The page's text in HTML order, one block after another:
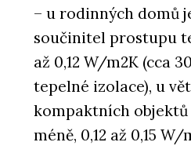
– u rodinných domů
součinitel prostupu
až 0,12 W/m2K (cca
tepelné izolace), u
kompaktních
méně, 0,12 až 0,15 W/